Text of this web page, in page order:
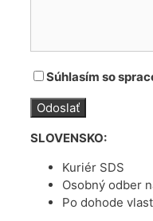
Súhlasím so
SLOVENSKO:
Kuriér SDS
Osobný odber
Po dohode